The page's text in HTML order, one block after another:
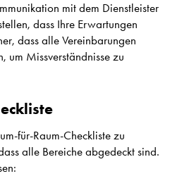
mit dem Dienstleister
dass Ihre Erwartungen
dass alle Vereinbarungen
um Missverständnisse zu
für-Raum-Checkliste zu
alle Bereiche abgedeckt sind.